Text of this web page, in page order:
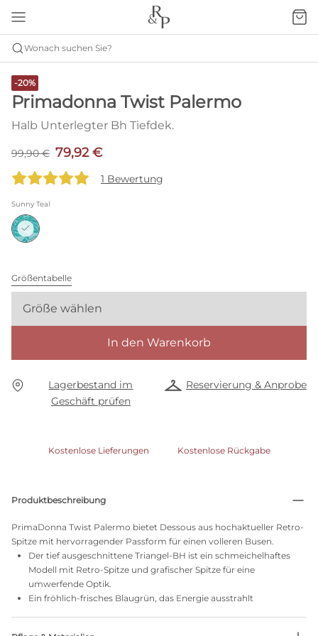
Wonach suchen Sie?
-20%
Primadonna Twist Palermo
Halb Unterlegter Bh Tiefdek.
99,90 € 79,92 €
1 Bewertung
Sunny Teal
Größentabelle
Größe wählen
In den Warenkorb
Lagerbestand im
Geschäft prüfen
Reservierung & Anprobe
Kostenlose Lieferungen Kostenlose Rückgabe
Produktbeschreibung
PrimaDonna Twist Palermo bietet Dessous aus hochaktueller Retro-
Spitze mit hervorragender Passform für einen volleren Busen.
Der tief ausgeschnittene Triangel-BH ist ein schmeichelhaftes
Modell mit Retro-Spitze und grafischer Spitze für eine
umwerfende Optik.
Ein fröhlich-frisches Blaugrün, das Energie ausstrahlt